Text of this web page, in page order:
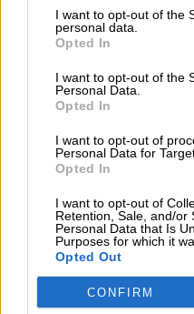
I want to opt-out of the
personal data.
Opted In
I want to opt-out of the
Personal Data.
Opted In
I want to opt-out of
Personal Data for
Opted In
I want to opt-out of
Retention, Sale, and/or
Personal Data that Is
Purposes for which it
Opted Out
CONFIRM
kontakt dla
ułatwienia
proawadzenia
początku do
końca
Proaktywny
kontakt i
zarządzanie
Podstawowe
sprawozdania
(realizacja, ocena
usługi,
powtarzające się